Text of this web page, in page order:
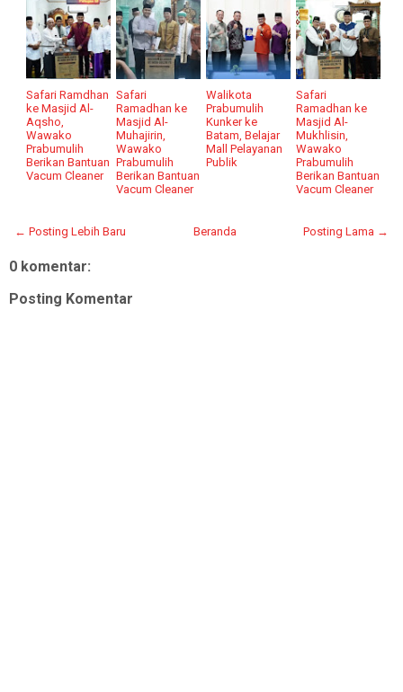
Safari Ramdhan
ke Masjid Al-
Aqsho,
Wawako
Prabumulih
Berikan Bantuan
Vacum Cleaner
Safari
Ramadhan ke
Masjid Al-
Muhajirin,
Wawako
Prabumulih
Berikan Bantuan
Vacum Cleaner
Walikota
Prabumulih
Kunker ke
Batam, Belajar
Mall Pelayanan
Publik
Safari
Ramadhan ke
Masjid Al-
Mukhlisin,
Wawako
Prabumulih
Berikan Bantuan
Vacum Cleaner
← Posting Lebih Baru Posting Lama →
Beranda
0 komentar:
Posting Komentar